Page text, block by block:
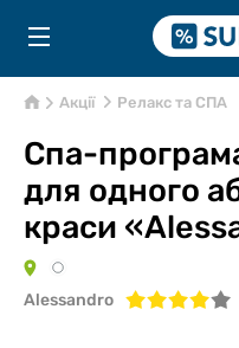
Акції Релакс та СПА
Спа-
для одного
краси
Alessandro